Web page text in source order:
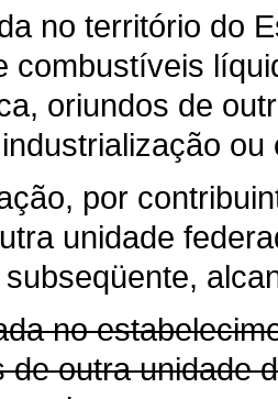
no território do
combustíveis
oriundos de
por
unidade
no
de outra unidade